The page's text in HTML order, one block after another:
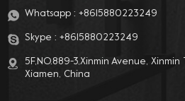
Whatsapp : +8615880223249
Skype : +8615880223249
5F,NO.889-3,Xinmin Avenue, Xinmin
Xiamen, China